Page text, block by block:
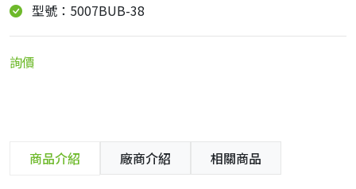
型號：5007BUB-38
詢價
商品介紹 廠商介紹 相關商品